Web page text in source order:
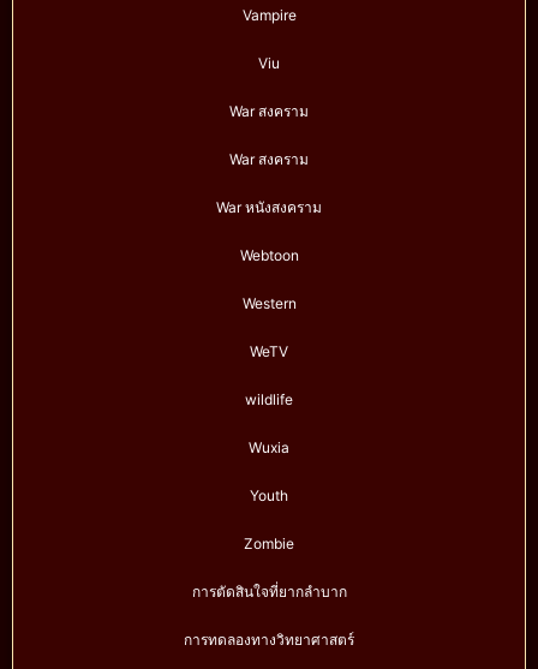
Vampire
Viu
War สงคราม
War สงคราม
War หนังสงคราม
Webtoon
Western
WeTV
wildlife
Wuxia
Youth
Zombie
การตัดสินใจที่ยากลำบาก
การทดลองทางวิทยาศาสตร์